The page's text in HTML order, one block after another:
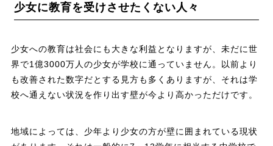
少女に教育を受けさせたくない人々
少女への教育は社会にも大きな利益となりますが、未だに世
界で1億3000万人の少女が学校に通っていません。以前より
も改善された数字だとする見方も多くありますが、それは学
校へ通えない状況を作り出す壁が今より高かっただけです。
地域によっては、少年より少女の方が壁に囲まれている現状